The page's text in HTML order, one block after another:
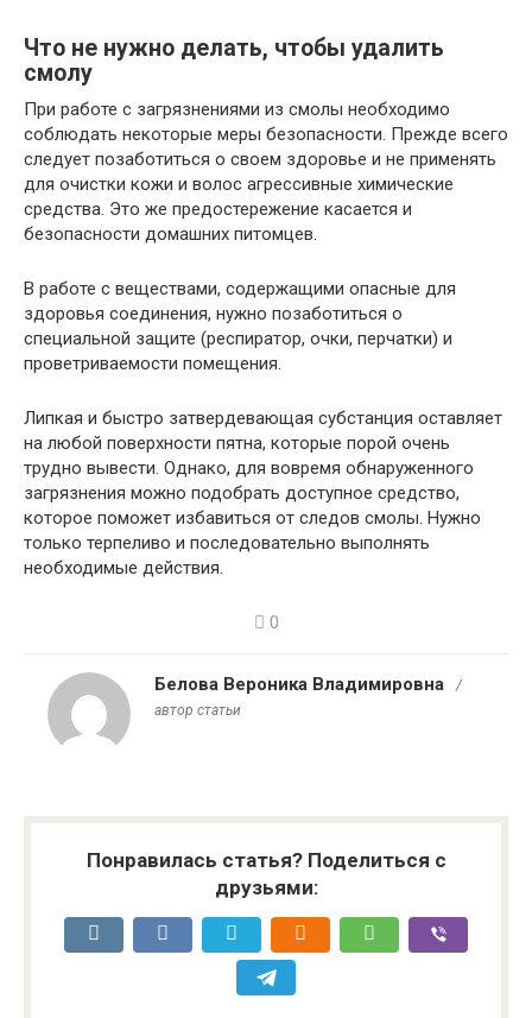
Что не нужно делать, чтобы удалить
смолу
При работе с загрязнениями из смолы необходимо
соблюдать некоторые меры безопасности. Прежде всего
следует позаботиться о своем здоровье и не применять
для очистки кожи и волос агрессивные химические
средства. Это же предостережение касается и
безопасности домашних питомцев.
В работе с веществами, содержащими опасные для
здоровья соединения, нужно позаботиться о
специальной защите (респиратор, очки, перчатки) и
проветриваемости помещения.
Липкая и быстро затвердевающая субстанция оставляет
на любой поверхности пятна, которые порой очень
трудно вывести. Однако, для вовремя обнаруженного
загрязнения можно подобрать доступное средство,
которое поможет избавиться от следов смолы. Нужно
только терпеливо и последовательно выполнять
необходимые действия.
0
Белова Вероника Владимировна
/
автор статьи
Понравилась статья? Поделиться с
друзьями: